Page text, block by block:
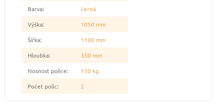
Barva:
černá
Výška:
1050 mm
Šířka:
1100 mm
Hloubka:
350 mm
Nosnost police:
150 kg
Počet polic: 2